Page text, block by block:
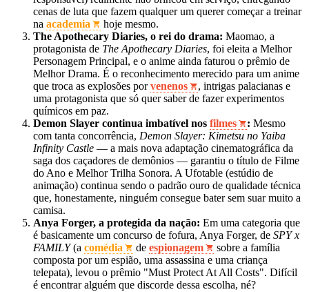
cenas de luta que fazem qualquer um querer começar a treinar
na academia
hoje mesmo.
The Apothecary Diaries, o rei do drama: Maomao, a
protagonista de The Apothecary Diaries, foi eleita a Melhor
Personagem Principal, e o anime ainda faturou o prêmio de
Melhor Drama. É o reconhecimento merecido para um anime
que troca as explosões porvenenos
, intrigas palacianas e
uma protagonista que só quer saber de fazer experimentos
químicos em paz.
Demon Slayer continua imbatível nos filmes : Mesmo
com tanta concorrência, Demon Slayer: Kimetsu no Yaiba
Infinity Castle — a mais nova adaptação cinematográfica da
saga dos caçadores de demônios — garantiu o título de Filme
do Ano e Melhor Trilha Sonora. A Ufotable (estúdio de
animação) continua sendo o padrão ouro de qualidade técnica
que, honestamente, ninguém consegue bater sem suar muito a
camisa.
Anya Forger, a protegida da nação: Em uma categoria que
é basicamente um concurso de fofura, Anya Forger, de SPY x
FAMILY(a comédia de espionagem
sobre a família
composta por um espião, uma assassina e uma criança
telepata), levou o prêmio "Must Protect At All Costs". Difícil
é encontrar alguém que discorde dessa escolha, né?